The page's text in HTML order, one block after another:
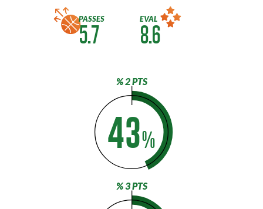
PASSES EVAL
5.7 8.6
% 2 PTS
43%
% 3 PTS